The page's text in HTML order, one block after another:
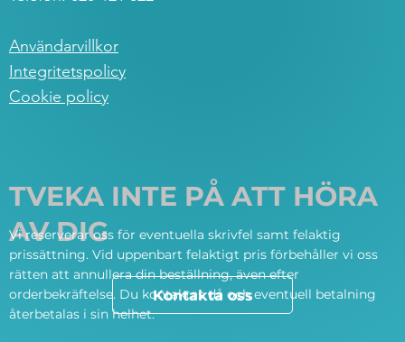
Användarvillkor
Integritetspolicy
Cookie policy
TVEKA INTE PÅ ATT HÖRA
AV DIG
Kontakta oss
Vi reserverar oss för eventuella skrivfel samt felaktig
prissättning. Vid uppenbart felaktigt pris förbehåller vi oss
rätten att annullera din beställning, även efter
orderbekräftelse. Du kontaktas då och eventuell betalning
återbetalas i sin helhet.